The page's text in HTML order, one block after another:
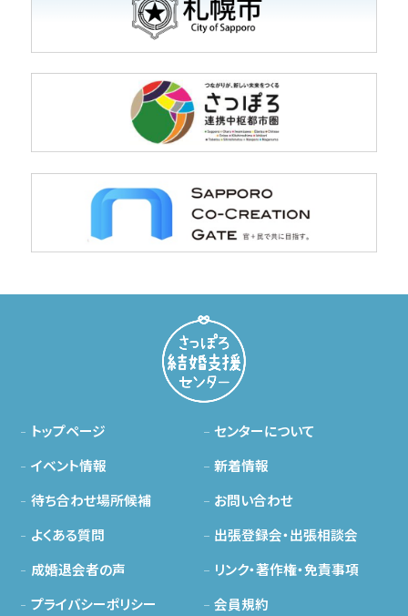
トップページ センターについて
イベント情報 新着情報
待ち合わせ場所候補 お問い合わせ
よくある質問 出張登録会・出張相談会
成婚退会者の声 リンク・著作権・免責事項
プライバシーポリシー 会員規約